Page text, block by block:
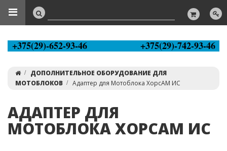
+375(29)-652-93-46 +375(29)-742-93-46
ДОПОЛНИТЕЛЬНОЕ ОБОРУДОВАНИЕ ДЛЯ
МОТОБЛОКОВ
Адаптер для Мотоблока ХорсАМ ИС
АДАПТЕР ДЛЯ
МОТОБЛОКА ХОРСАМ ИС